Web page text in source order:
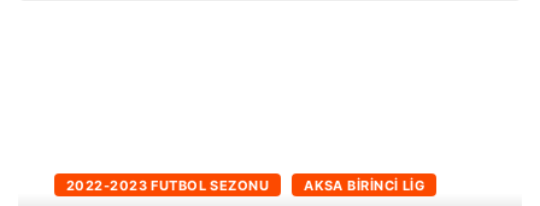
2022-2023 FUTBOL SEZONU AKSA BIRINCI LIG